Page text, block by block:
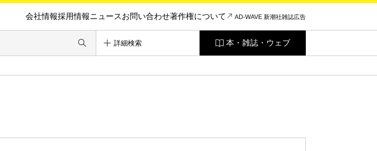
会社情報採用情報ニュースお問い合わせ著作権について AD-WAVE 新潮社雑誌広告
詳細検索 本・雑誌・ウェブ